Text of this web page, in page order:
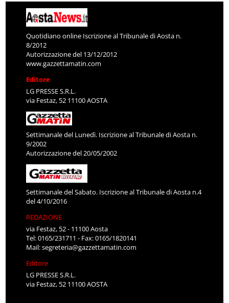
Quotidiano online Iscrizione al Tribunale di Aosta n.
8/2012
Autorizzazione del 13/12/2012
www.gazzettamatin.com
Editore
LG PRESSE S.R.L.
via Festaz, 52 11100 AOSTA
Settimanale del Lunedì. Iscrizione al Tribunale di Aosta n.
9/2002
Autorizzazione del 20/05/2002
Settimanale del Sabato. Iscrizione al Tribunale di Aosta n.4
del 4/10/2016
REDAZIONE
via Festaz, 52 - 11100 Aosta
Tel: 0165/231711 - Fax: 0165/1820141
Mail:segreteria@gazzettamatin.com
Editore
LG PRESSE S.R.L.
via Festaz, 52 11100 AOSTA